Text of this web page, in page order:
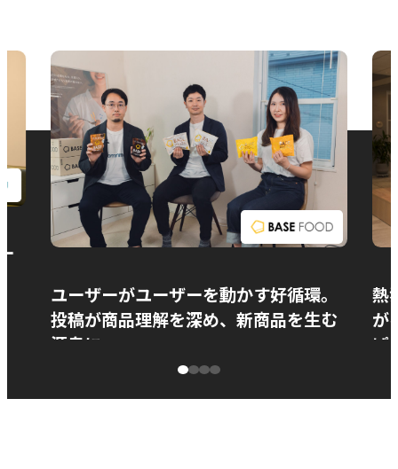
ユーザーがユーザーを動かす好循環。
投稿が商品理解を深め、新商品を生む
源泉に
熱
が
ぱ